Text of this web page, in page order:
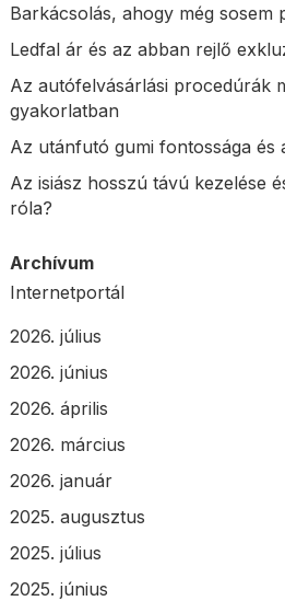
Barkácsolás, ahogy még sosem
Ledfal ár és az abban rejlő
Az autófelvásárlási procedúrák
gyakorlatban
Az utánfutó gumi fontossága és
Az isiász hosszú távú kezelése
róla?
Archívum
Internetportál
2026. július
2026. június
2026. április
2026. március
2026. január
2025. augusztus
2025. július
2025. június